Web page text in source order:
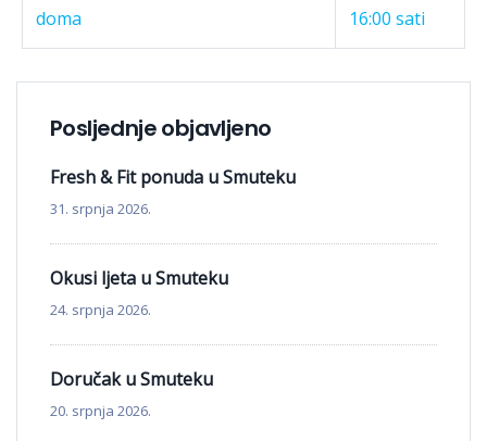
doma
16:00 sati
Posljednje objavljeno
Fresh & Fit ponuda u Smuteku
31. srpnja 2026.
Okusi ljeta u Smuteku
24. srpnja 2026.
Doručak u Smuteku
20. srpnja 2026.